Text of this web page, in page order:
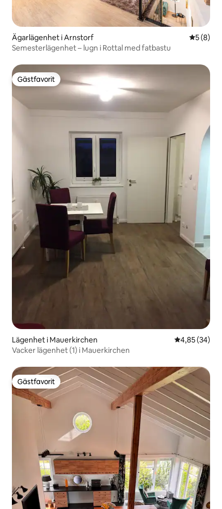
Ägarlägenhet i Arnstorf 5 av 5 i
5 (8)
Semesterlägenhet – lugn i Rottal med fatbastu
Gästfavorit
Gästfavorit
Lägenhet i Mauerkirchen 4,85 av 5 i
4,85 (34)
Vacker lägenhet (1) i Mauerkirchen
Gästfavorit
Gästfavorit